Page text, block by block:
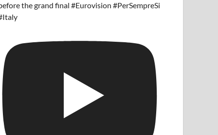
the grand final #Eurovision #PerSempreSi